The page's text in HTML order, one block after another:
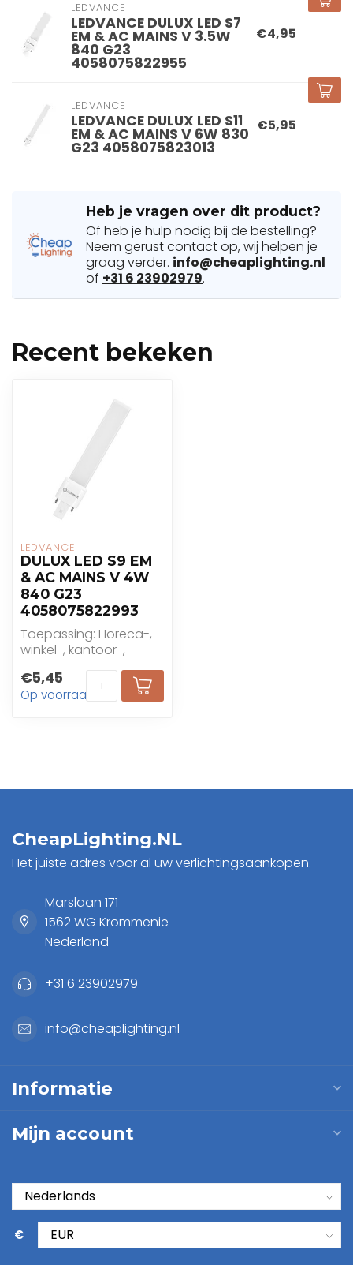
LEDVANCE
LEDVANCE DULUX LED S7
EM & AC MAINS V 3.5W
840 G23
4058075822955
€4,95
LEDVANCE
LEDVANCE DULUX LED S11
EM & AC MAINS V 6W 830
G23 4058075823013
€5,95
Heb je vragen over dit product?
Of heb je hulp nodig bij de bestelling?
Neem gerust contact op, wij helpen je
graag verder. info@cheaplighting.nl
of +31 6 23902979.
Recent bekeken
LEDVANCE
DULUX LED S9 EM
& AC MAINS V 4W
840 G23
4058075822993
Toepassing: Horeca-,
winkel-, kantoor-,
industrie- en
woningtoepassingen
€5,45
Op voorraad
CheapLighting.NL
Het juiste adres voor al uw verlichtingsaankopen.
Marslaan 171
1562 WG Krommenie
Nederland
+31 6 23902979
info@cheaplighting.nl
Informatie
Mijn account
€